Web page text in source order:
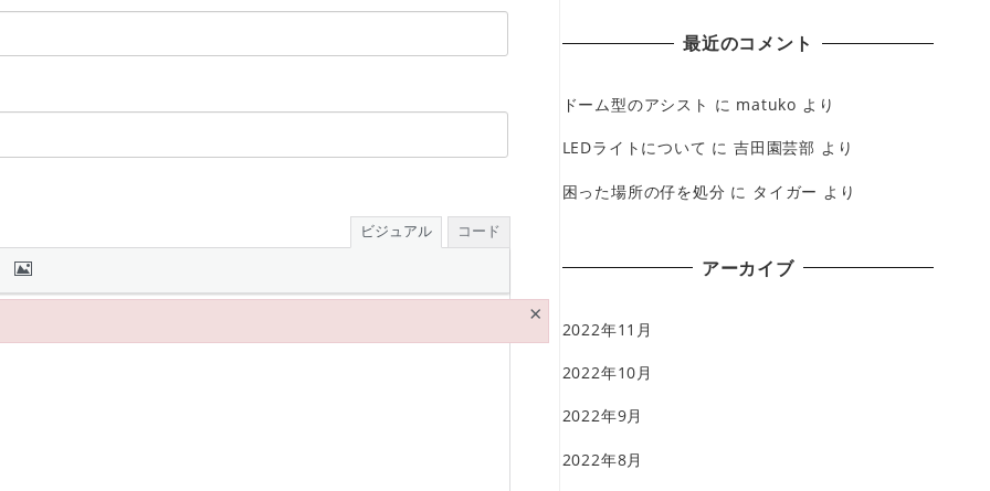
ビジュアル コード
最近のコメント
ドーム型のアシスト に matuko より
LEDライトについて に吉田園芸部 より
困った場所の仔を処分 に タイガー より
アーカイブ
2022年11月
2022年10月
2022年9月
2022年8月
×